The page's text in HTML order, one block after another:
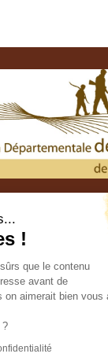
!
que le contenu
avant de
on aimerait bien vous
?
– 48000
75 85